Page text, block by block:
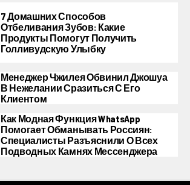
7 Домашних Способов
Отбеливания Зубов: Какие
Продукты Помогут Получить
Голливудскую Улыбку
Менеджер Чжилея Обвинил Джошуа
В Нежелании Сразиться С Его
Клиентом
Как Модная Функция WhatsApp
Помогает Обманывать Россиян:
Специалисты Разъяснили О Всех
Подводных Камнях Мессенджера